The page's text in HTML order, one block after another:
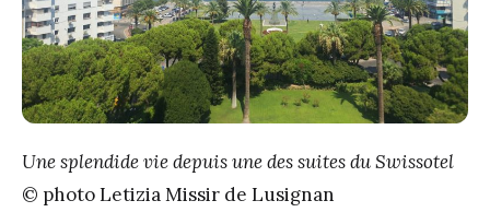
Une splendide vie depuis une des suites du Swissotel
© photo Letizia Missir de Lusignan